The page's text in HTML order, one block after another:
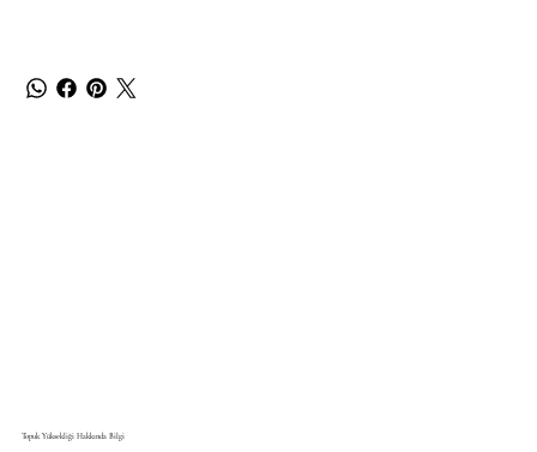
Topuk Yüksekliği Hakkında Bilgi